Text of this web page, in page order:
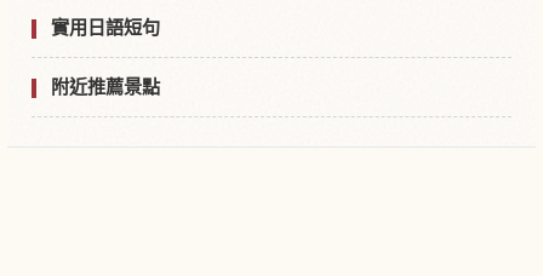
實用日語短句
附近推薦景點